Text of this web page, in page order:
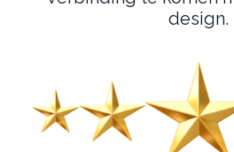
design.